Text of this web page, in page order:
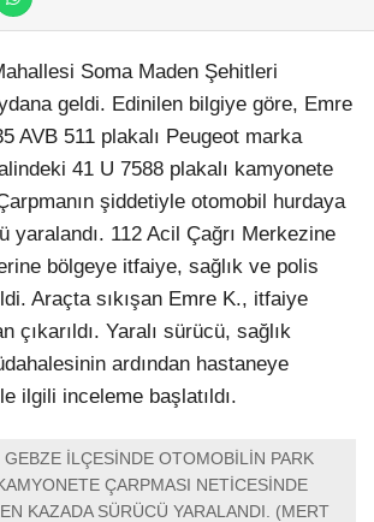
Soma Maden Şehitleri
geldi. Edinilen bilgiye göre, Emre
AVB 511 plakalı Peugeot marka
41 U 7588 plakalı kamyonete
şiddetiyle otomobil hurdaya
yaralandı. 112 Acil Çağrı Merkezine
bölgeye itfaiye, sağlık ve polis
Araçta sıkışan Emre K., itfaiye
çıkarıldı. Yaralı sürücü, sağlık
ardından hastaneye
ilgili inceleme başlatıldı.
GEBZE İLÇESİNDE OTOMOBİLİN PARK
ÇARPMASI NETİCESİNDE
KAZADA SÜRÜCÜ YARALANDI. (MERT